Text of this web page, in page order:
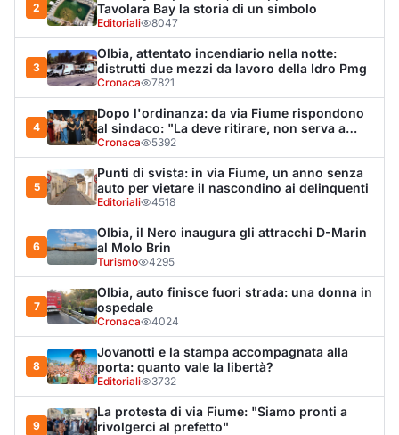
7
Olbia, auto finisce fuori strada: una donna in
ospedale
Cronaca 4024
8
Jovanotti e la stampa accompagnata alla
porta: quanto vale la libertà?
Editoriali 3732
9
La protesta di via Fiume: "Siamo pronti a
rivolgerci al prefetto"
Cronaca 3653
10
Monte Pino riapre, ma non è una festa: «Qui
sono morte tre persone»
Eventi 3433
LA NOTIZIA PIÙ LETTA DEL MESE